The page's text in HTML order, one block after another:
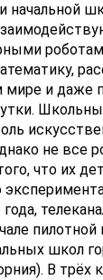
начальной
и даже
не все
что их
школ
В трёх